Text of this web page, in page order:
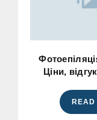
Ціни,
READ